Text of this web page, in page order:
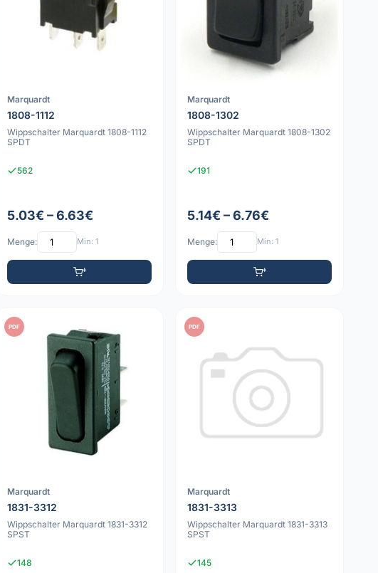
Marquardt
1808-1112
Wippschalter Marquardt 1808-1112
SPDT
562
5.03€ – 6.63€
Menge: Min: 1
Marquardt
1808-1302
Wippschalter Marquardt 1808-1302
SPDT
191
5.14€ – 6.76€
Menge: Min: 1
PDF
Marquardt
1831-3312
Wippschalter Marquardt 1831-3312
SPST
148
PDF
Marquardt
1831-3313
Wippschalter Marquardt 1831-3313
SPST
145